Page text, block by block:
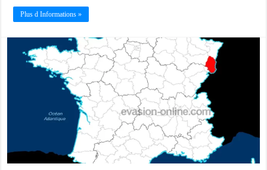
Plus d Informations »